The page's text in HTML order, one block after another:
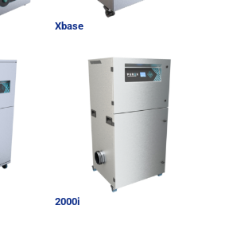
Xbase
2000i